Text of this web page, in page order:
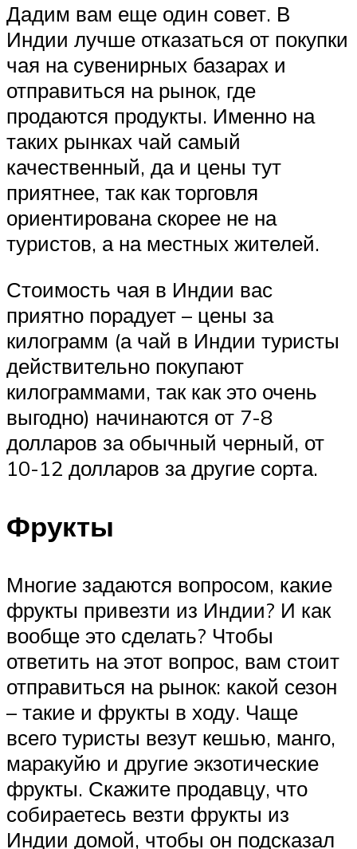
Дадим вам еще один совет. В
Индии лучше отказаться от покупки
чая на сувенирных базарах и
отправиться на рынок, где
продаются продукты. Именно на
таких рынках чай самый
качественный, да и цены тут
приятнее, так как торговля
ориентирована скорее не на
туристов, а на местных жителей.
Стоимость чая в Индии вас
приятно порадует – цены за
килограмм (а чай в Индии туристы
действительно покупают
килограммами, так как это очень
выгодно) начинаются от 7-8
долларов за обычный черный, от
10-12 долларов за другие сорта.
Фрукты
Многие задаются вопросом, какие
фрукты привезти из Индии? И как
вообще это сделать? Чтобы
ответить на этот вопрос, вам стоит
отправиться на рынок: какой сезон
– такие и фрукты в ходу. Чаще
всего туристы везут кешью, манго,
маракуйю и другие экзотические
фрукты. Скажите продавцу, что
собираетесь везти фрукты из
Индии домой, чтобы он подсказал